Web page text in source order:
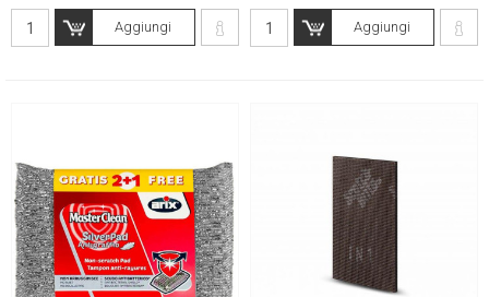
Aggiungi Aggiungi